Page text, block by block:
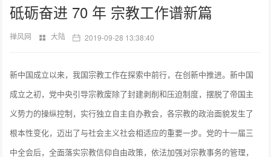
砥砺奋进 70 年 宗教工作谱新篇
禅风网 大陆 2019-09-28 13:38:40
新中国成立以来，我国宗教工作在探索中前行，在创新中推进。新中国
成立之初，党中央引导宗教废除了封建剥削和压迫制度，摆脱了帝国主
义势力的操纵控制，实行独立自主自办教会，各宗教的政治面貌发生了
根本性变化，迈出了与社会主义社会相适应的重要一步。党的十一届三
中全会后，全面落实宗教信仰自由政策，依法加强对宗教事务的管理，